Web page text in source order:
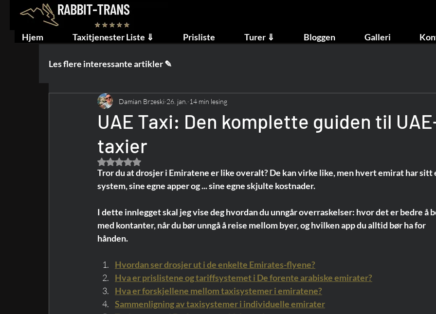
Hjem Taxitjenester Liste ⇓ Prisliste Turer ⇓ Bloggen Galleri
Les flere interessante artikler ✎
UAE Taxi: Den komplette guiden til
taxier
Damian Brzeski 26. jan. 14 min lesing
Gitt NaN av 5 stjerner.
Tror du at drosjer i Emiratene er like overalt? De kan virke like, men hvert emirat har sitt
system, sine egne apper og ... sine egne skjulte kostnader.
I dette innlegget skal jeg vise deg hvordan du unngår overraskelser: hvor det er bedre å
med kontanter, når du bør unngå å reise mellom byer, og hvilken app du alltid bør ha for
hånden.
Hvordan ser drosjer ut i de enkelte Emirates-flyene?
Hva er prislistene og tariffsystemet i De forente arabiske emirater?
Hva er forskjellene mellom taxisystemer i emiratene?
Sammenligning av taxisystemer i individuelle emirater